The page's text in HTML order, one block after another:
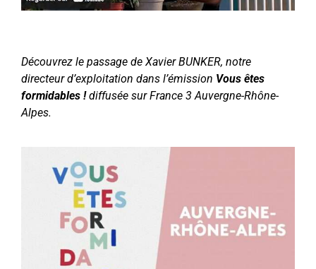
Découvrez le passage de Xavier BUNKER, notre
directeur d’exploitation dans l’émission Vous êtes
formidables !diffusée sur France 3 Auvergne-Rhône-
Alpes.